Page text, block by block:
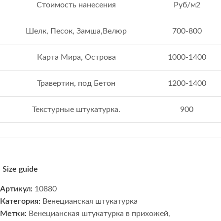
Стоимость нанесения Руб/м2
Шелк, Песок, Замша,Велюр 700-800
Карта Мира, Острова 1000-1400
Травертин, под Бетон 1200-1400
Текстурные штукатурка. 900
Size guide
Артикул: 10880
Категория: Венецианская штукатурка
Метки: Венецианская штукатурка в прихожей,